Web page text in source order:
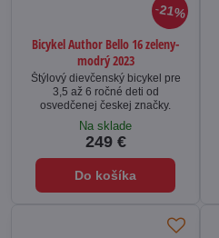
21%
Bicykel Author Bello 16 zeleny-
modrý 2023
Štýlový dievčenský bicykel pre
3,5 až 6 ročné deti od
osvedčenej českej značky.
Na sklade
249 €
Do košíka